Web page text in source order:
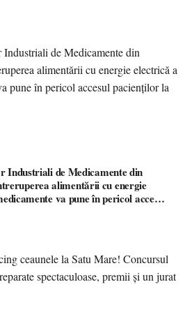
Industriali de Medicamente din
alimentării cu energie
va pune în pericol accesul